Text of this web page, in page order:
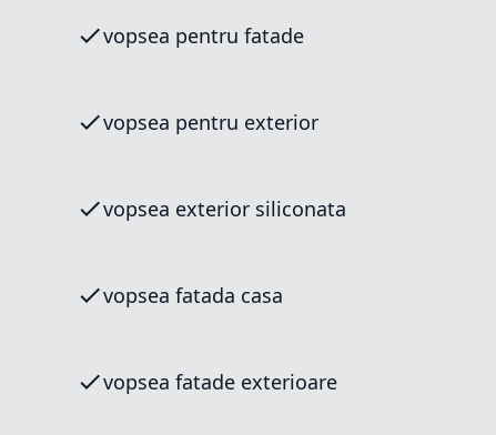
vopsea pentru fatade
vopsea pentru exterior
vopsea exterior siliconata
vopsea fatada casa
vopsea fatade exterioare